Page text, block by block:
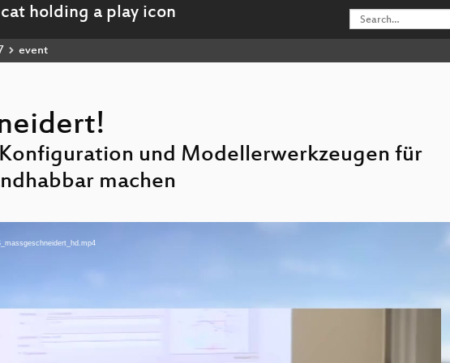
event
und Modellerwerkzeugen für
machen